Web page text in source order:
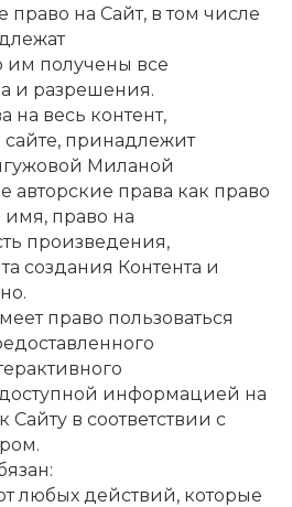
право на Сайт, в том числе
им получены все
и разрешения.
на весь контент,
принадлежит
Миланой
авторские права как право
имя, право на
произведения,
создания Контента и
право пользоваться
информацией на
Сайту в соответствии с
любых действий, которые